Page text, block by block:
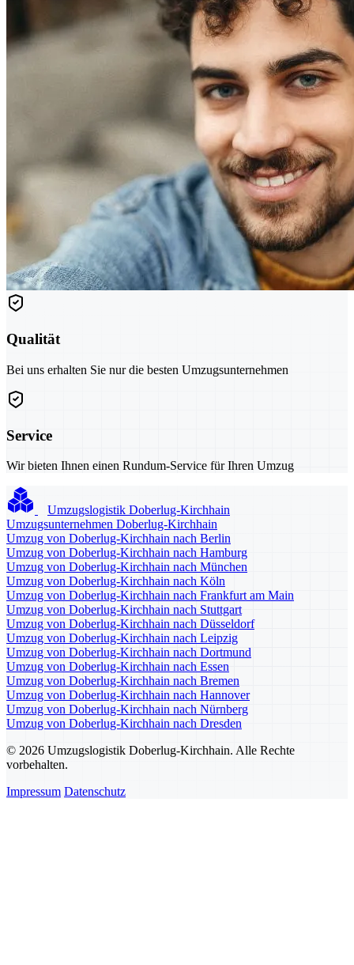
Qualität
Bei uns erhalten Sie nur die besten Umzugsunternehmen
Service
Wir bieten Ihnen einen Rundum-Service für Ihren Umzug
Umzugslogistik Doberlug-Kirchhain
Umzugsunternehmen Doberlug-Kirchhain
Umzug von Doberlug-Kirchhain nach Berlin
Umzug von Doberlug-Kirchhain nach Hamburg
Umzug von Doberlug-Kirchhain nach München
Umzug von Doberlug-Kirchhain nach Köln
Umzug von Doberlug-Kirchhain nach Frankfurt am Main
Umzug von Doberlug-Kirchhain nach Stuttgart
Umzug von Doberlug-Kirchhain nach Düsseldorf
Umzug von Doberlug-Kirchhain nach Leipzig
Umzug von Doberlug-Kirchhain nach Dortmund
Umzug von Doberlug-Kirchhain nach Essen
Umzug von Doberlug-Kirchhain nach Bremen
Umzug von Doberlug-Kirchhain nach Hannover
Umzug von Doberlug-Kirchhain nach Nürnberg
Umzug von Doberlug-Kirchhain nach Dresden
© 2026 Umzugslogistik Doberlug-Kirchhain. Alle Rechte
vorbehalten.
Impressum Datenschutz